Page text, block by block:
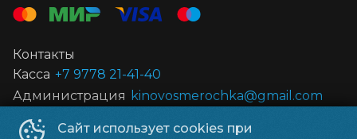
Сайт использует cookies при
Контакты
Касса +7 9778 21-41-40
Администрация kinovosmerochka@gmail.com